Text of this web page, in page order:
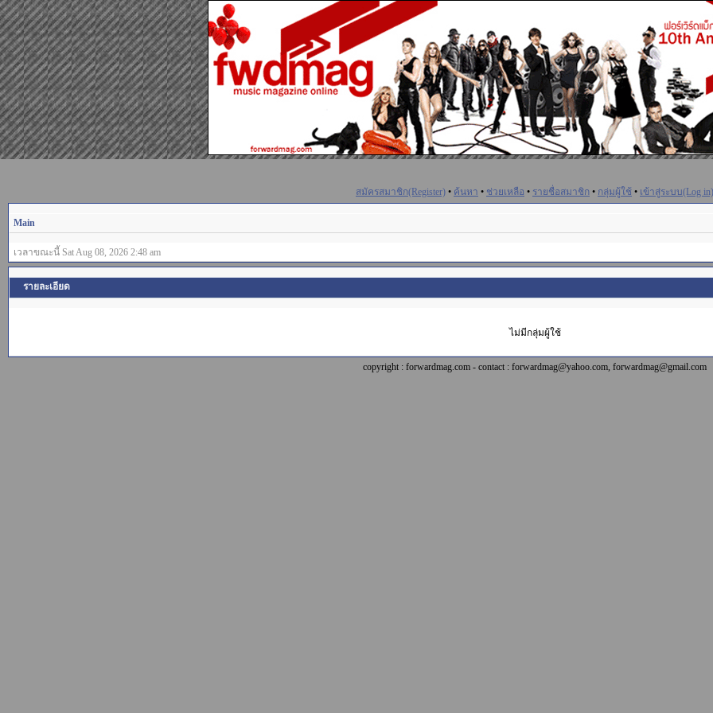
สมัครสมาชิก(Register) • ค้นหา • ช่วยเหลือ • รายชื่อสมาชิก • กลุ่มผู้ใช้ • เข้าสู่ระบบ(Log in)
Main
เวลาขณะนี้ Sat Aug 08, 2026 2:48 am
รายละเอียด
ไม่มีกลุ่มผู้ใช้
copyright : forwardmag.com - contact : forwardmag@yahoo.com, forwardmag@gmail.com